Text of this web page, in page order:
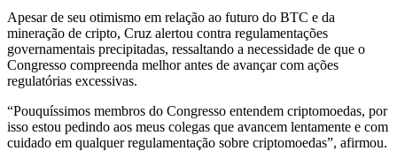
Apesar de seu otimismo em relação ao futuro do BTC e da
mineração de cripto, Cruz alertou contra regulamentações
governamentais precipitadas, ressaltando a necessidade de que o
Congresso compreenda melhor antes de avançar com ações
regulatórias excessivas.
“Pouquíssimos membros do Congresso entendem criptomoedas, por
isso estou pedindo aos meus colegas que avancem lentamente e com
cuidado em qualquer regulamentação sobre criptomoedas”, afirmou.